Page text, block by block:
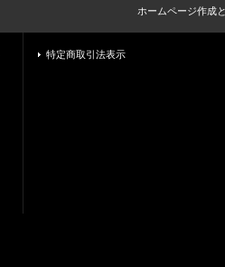
ホームページ作成
特定商取引法表示